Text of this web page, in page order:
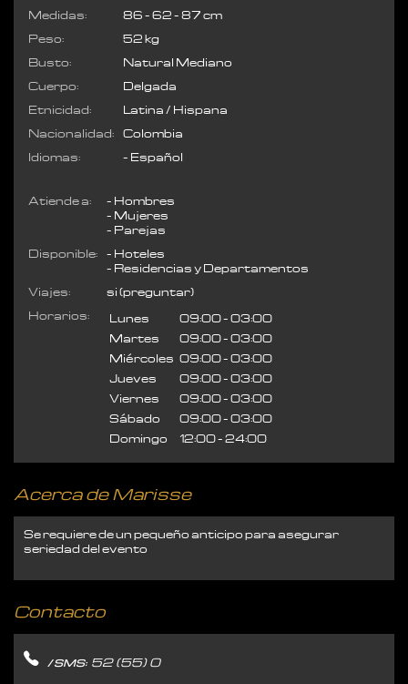
Medidas:
86 - 62 - 87 cm
Peso:
52 kg
Busto:
Natural Mediano
Cuerpo:
Delgada
Etnicidad:
Latina / Hispana
Nacionalidad:
Colombia
Idiomas:
Español
Atiende a:
Hombres
Mujeres
Parejas
Disponible:
Hoteles
Residencias y Departamentos
Viajes:
si (preguntar)
Horarios:
Lunes
09:00 - 03:00
Martes
09:00 - 03:00
Miércoles 09:00 - 03:00
Jueves
09:00 - 03:00
Viernes
09:00 - 03:00
Sábado
09:00 - 03:00
Domingo
12:00 - 24:00
Acerca de Marisse
Se requiere de un pequeño anticipo para asegurar
seriedad del evento
Contacto
/ SMS: 52 (55) 0